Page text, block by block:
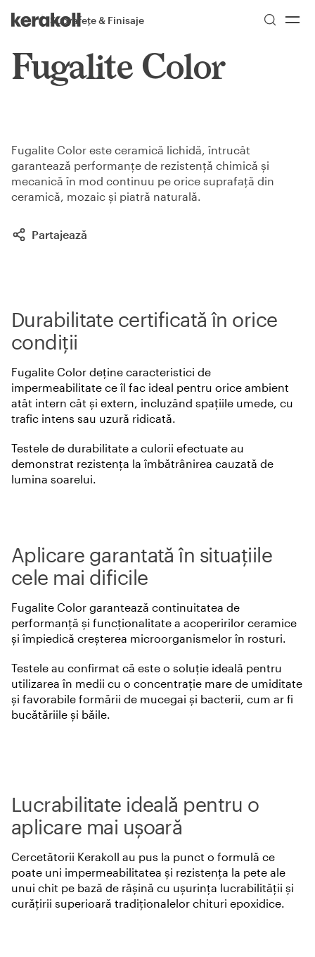
Go to Homepage
More
Toggle menu
Suprafețe & Finisaje
Fugalite Color
Fugalite Color este ceramică lichidă, întrucât
garantează performanțe de rezistență chimică și
mecanică în mod continuu pe orice suprafață din
ceramică, mozaic și piatră naturală.
Partajează
Durabilitate certificată în orice
condiții
Fugalite Color deține caracteristici de
impermeabilitate ce îl fac ideal pentru orice ambient
atât intern cât și extern, incluzând spațiile umede, cu
trafic intens sau uzură ridicată.
Testele de durabilitate a culorii efectuate au
demonstrat rezistența la îmbătrânirea cauzată de
lumina soarelui.
Aplicare garantată în situațiile
cele mai dificile
Fugalite Color garantează continuitatea de
performanță și funcționalitate a acoperirilor ceramice
și împiedică creșterea microorganismelor în rosturi.
Testele au confirmat că este o soluție ideală pentru
utilizarea în medii cu o concentrație mare de umiditate
și favorabile formării de mucegai și bacterii, cum ar fi
bucătăriile și băile.
Lucrabilitate ideală pentru o
aplicare mai ușoară
Cercetătorii Kerakoll au pus la punct o formulă ce
poate uni impermeabilitatea și rezistența la pete ale
unui chit pe bază de rășină cu ușurința lucrabilității și
curățirii superioară tradiționalelor chituri epoxidice.